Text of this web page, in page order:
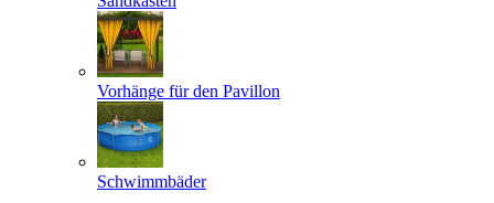
Vorhänge für den Pavillon
Schwimmbäder